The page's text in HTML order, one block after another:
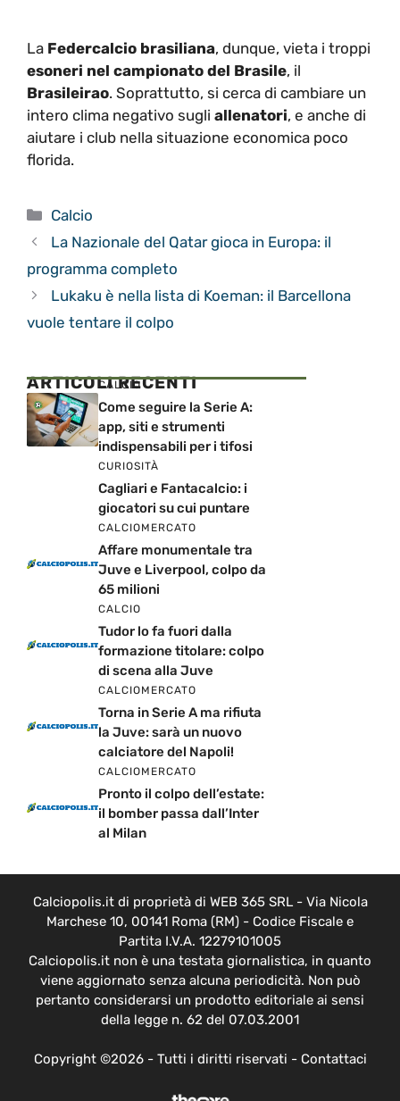
La Federcalcio brasiliana
, dunque, vieta i troppi
esoneri nel campionato del Brasile
, il
Brasileirao
. Soprattutto, si cerca di cambiare un
intero clima negativo sugli
allenatori , e anche di
aiutare i club nella situazione economica poco
florida.
Calcio
La Nazionale del Qatar gioca in Europa: il
programma completo
Lukaku è nella lista di Koeman: il Barcellona
vuole tentare il colpo
ARTICOLI RECENTI
CALCIO
Come seguire la Serie A:
app, siti e strumenti
indispensabili per i tifosi
CURIOSITÀ
Cagliari e Fantacalcio: i
giocatori su cui puntare
CALCIOMERCATO
Affare monumentale tra
Juve e Liverpool, colpo da
65 milioni
Tudor lo fa fuori dalla
formazione titolare: colpo
di scena alla Juve
Torna in Serie A ma rifiuta
la Juve: sarà un nuovo
calciatore del Napoli!
Pronto il colpo dell’estate:
il bomber passa dall’Inter
al Milan
Calciopolis.it di proprietà di WEB 365 SRL - Via Nicola
Marchese 10, 00141 Roma (RM) - Codice Fiscale e
Partita I.V.A. 12279101005
Calciopolis.it non è una testata giornalistica, in quanto
viene aggiornato senza alcuna periodicità. Non può
pertanto considerarsi un prodotto editoriale ai sensi
della legge n. 62 del 07.03.2001
Copyright ©2026 - Tutti i diritti riservati - Contattaci